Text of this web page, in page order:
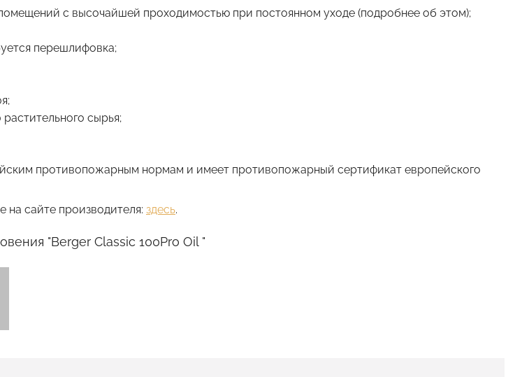
с высочайшей проходимостью при постоянном уходе (подробнее об этом);
перешлифовка;
сырья;
противопожарным нормам и имеет противопожарный сертификат европейского
сайте производителя: здесь.
"Berger Classic 100Pro Oil "